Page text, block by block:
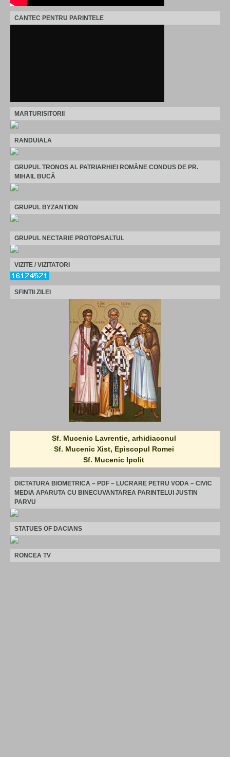
CANTEC PENTRU PARINTELE
MARTURISITORII
RANDUIALA
GRUPUL TRONOS AL PATRIARHIEI ROMÂNE CONDUS DE PR.
MIHAIL BUCĂ
GRUPUL BYZANTION
GRUPUL NECTARIE PROTOPSALTUL
VIZITE / VIZITATORI
SFINTII ZILEI
Sf. Mucenic Lavrentie, arhidiaconul
Sf. Mucenic Xist, Episcopul Romei
Sf. Mucenic Ipolit
DICTATURA BIOMETRICA – PDF – LUCRARE PETRU VODA – CIVIC
MEDIA APARUTA CU BINECUVANTAREA PARINTELUI JUSTIN
PARVU
STATUES OF DACIANS
RONCEA TV